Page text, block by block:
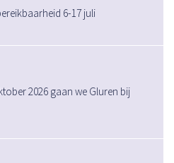
6-17 juli
2026 gaan we Gluren bij